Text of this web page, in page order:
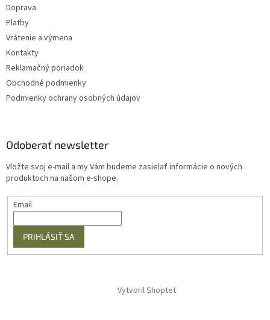
Doprava
Platby
Vrátenie a výmena
Kontakty
Reklamačný poriadok
Obchodné podmienky
Podmienky ochrany osobných údajov
Odoberať newsletter
Vložte svoj e-mail a my Vám budeme zasielať informácie o nových
produktoch na našom e-shope.
Email
PRIHLÁSIŤ SA
Vytvoril Shoptet